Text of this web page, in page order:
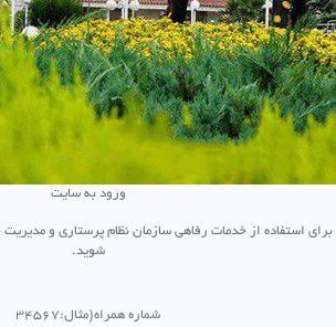
ورود به سایت
استفاده از خدمات رفاهی سازمان نظام پرستاری و مدیریت
شوید.